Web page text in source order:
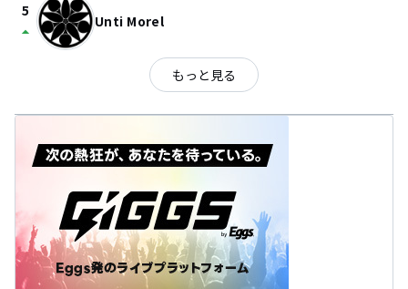
5
arrow_drop_up Unti Morel
もっと見る